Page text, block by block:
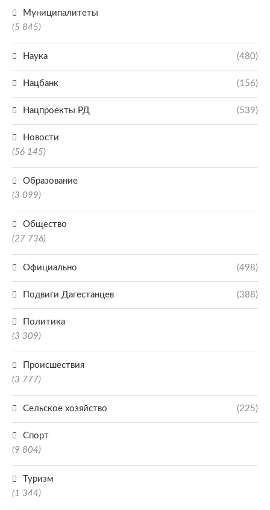
Муниципалитеты
(5 845)
Наука (480)
Нацбанк (156)
Нацпроекты РД (539)
Новости
(56 145)
Образование
(3 099)
Общество
(27 736)
Официально (498)
Подвиги Дагестанцев (388)
Политика
(3 309)
Происшествия
(3 777)
Сельское хозяйство (225)
Спорт
(9 804)
Туризм
(1 344)